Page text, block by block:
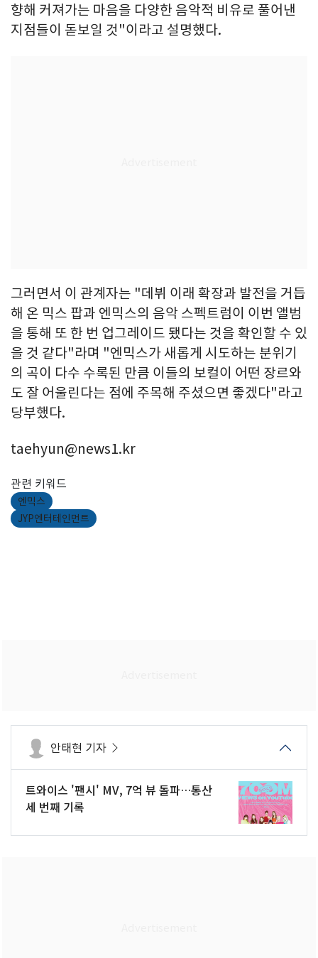
향해 커져가는 마음을 다양한 음악적 비유로 풀어낸
지점들이 돋보일 것"이라고 설명했다.
그러면서 이 관계자는 "데뷔 이래 확장과 발전을 거듭
해 온 믹스 팝과 엔믹스의 음악 스펙트럼이 이번 앨범
을 통해 또 한 번 업그레이드 됐다는 것을 확인할 수 있
을 것 같다"라며 "엔믹스가 새롭게 시도하는 분위기
의 곡이 다수 수록된 만큼 이들의 보컬이 어떤 장르와
도 잘 어울린다는 점에 주목해 주셨으면 좋겠다"라고
당부했다.
taehyun@news1.kr
관련 키워드
엔믹스
JYP엔터테인먼트
안태현 기자
트와이스 '팬시' MV, 7억 뷰 돌파…통산
세 번째 기록